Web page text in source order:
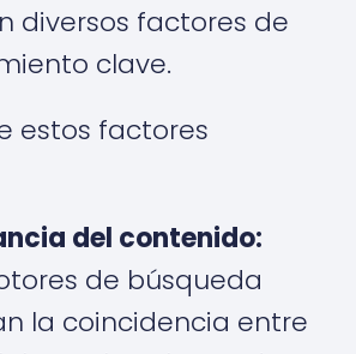
diversos factores de
clave.
estos factores
del contenido:
de búsqueda
la coincidencia entre